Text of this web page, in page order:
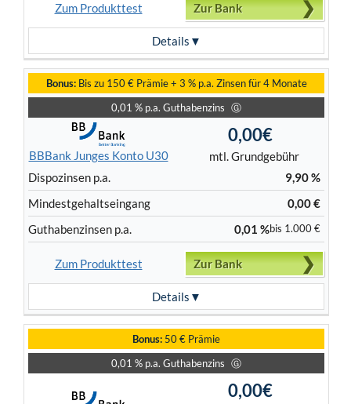
Zum Produkttest
Details
Zur Bank
BBBank Junges Konto U30
0,00€
mtl. Grundgebühr
Dispo­zinsen p.a.
9,90 %
Mindest­gehalts­eingang
0,00 €
Guthaben­zinsen p.a.
0,01 %bis 1.000 €
Bonus:Bis zu 150 € Prämie + 3 % p.a. Zinsen für 4 Monate
0,01 % p.a. Guthabenzins Ⓖ
Zum Produkttest
Details
Zur Bank
0,00€
Bonus: 50 € Prämie
0,01 % p.a. Guthabenzins Ⓖ